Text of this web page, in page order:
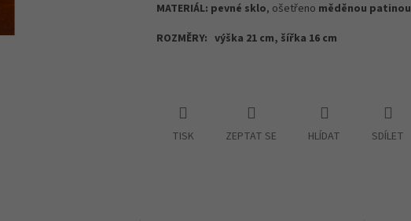
MATERIÁL: pevné sklo, ošetřeno měděnou patinou
ROZMĚRY: výška 21 cm, šířka 16 cm
TISK ZEPTAT SE HLÍDAT SDÍLET